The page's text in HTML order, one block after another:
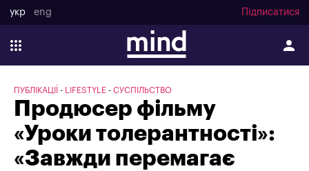
укр eng Підписатися
ПУБЛІКАЦІЇ LIFESTYLE СУСПІЛЬСТВО
Продюсер фільму
«Уроки толерантності»:
«Завжди перемагає